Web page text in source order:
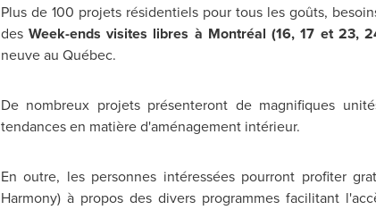
Plus de 100 projets résidentiels pour tous les goûts,
des Week-ends visites libres à Montréal (16,17 et23,
neuve au Québec.
De nombreux projets présenteront de magnifiques
tendances en matière d'aménagement intérieur.
En outre, les personnes intéressées pourront profiter
Harmony) à propos des divers programmes facilitant